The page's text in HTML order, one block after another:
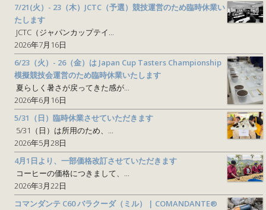
7/21(火）- 23（木）JCTC（予選）競技運営のため臨時休業い
たします
JCTC（ジャパンカップテイ...
2026年7月16日
6/23（火）- 26（金）は Japan Cup Tasters Championship
模擬競技会運営のため臨時休業いたします
夏らしく暑さが戻ってきた感が...
2026年6月16日
5/31（日）臨時休業させていただきます
5/31（日）は所用のため、...
2026年5月28日
4月1日より、一部価格改訂させていただきます
コーヒーの価格につきまして、...
2026年3月22日
コマンダンテ C60 バラクーダ（ミル） | COMANDANTE®